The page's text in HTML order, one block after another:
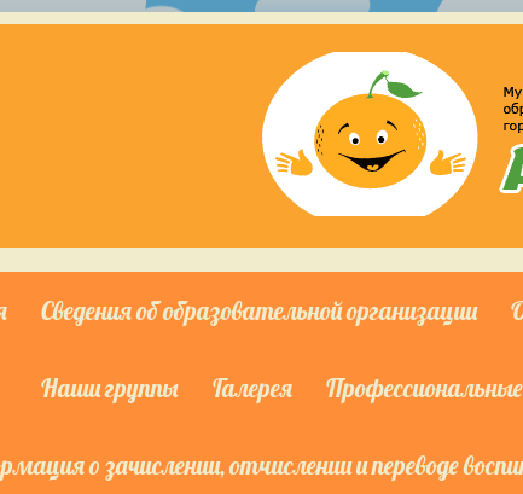
Сведения об образовательной организации
Наши группы Галерея
о зачислении, отчислении и переводе